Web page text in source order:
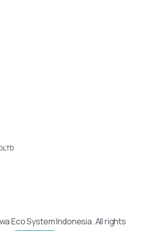
Eco System Indonesia. All rights